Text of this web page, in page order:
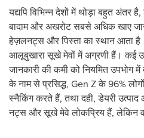
यद्यपि विभिन्न देशों में थोड़ा बहुत अंतर
बादाम और अखरोट सबसे अधिक खाए
हेज़लनट्स और पिस्ता का स्थान आता
आलूबुखारा सूखे मेवों में अग्रणी हैं। कई
जानकारी की कमी को नियमित उपभोग
के नाम से प्रसिद्ध, Gen Z के 96%
स्नैकिंग करते हैं, तथा दही, डेयरी
नट्स और सूखे मेवे लोकप्रिय हैं, लेकिन